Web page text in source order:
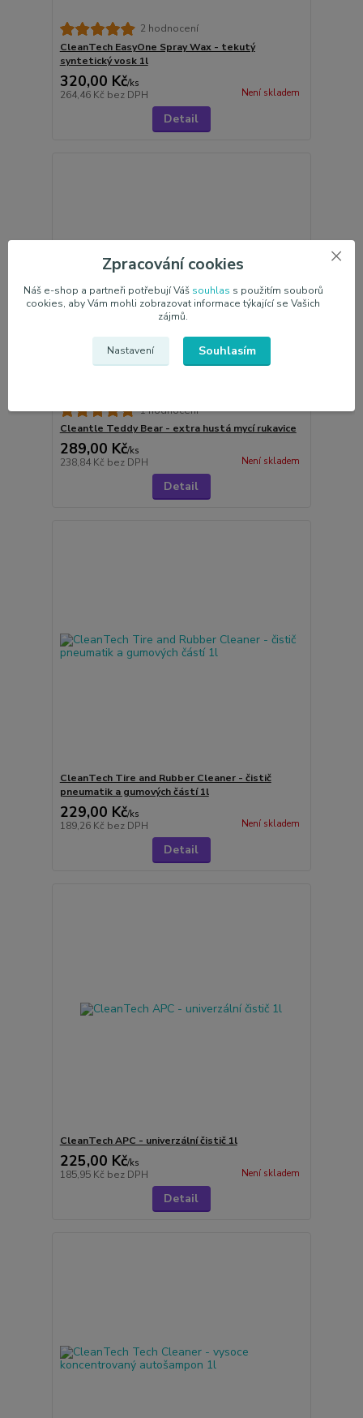
2 hodnocení
CleanTech EasyOne Spray Wax - tekutý
syntetický vosk 1l
320,00 Kč/ks
264,46 Kč bez DPH Není skladem
Detail
1 hodnocení
Cleantle Teddy Bear - extra hustá mycí rukavice
289,00 Kč/ks
238,84 Kč bez DPH Není skladem
Detail
CleanTech Tire and Rubber Cleaner - čistič
pneumatik a gumových částí 1l
229,00 Kč/ks
189,26 Kč bez DPH Není skladem
Detail
CleanTech APC - univerzální čistič 1l
225,00 Kč/ks
185,95 Kč bez DPH Není skladem
Detail
Zpracování cookies
Náš e-shop a partneři potřebují Váš souhlas s použitím souborů
cookies, aby Vám mohli zobrazovat informace týkající se Vašich
zájmů.
Nastavení Souhlasím